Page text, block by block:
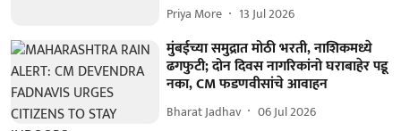
Priya More 13 Jul 2026
मुंबईच्या समुद्रात मोठी भरती, नाशिकमध्ये
ढगफुटी; दोन दिवस नागरिकांनो घराबाहेर पडू
नका, CM फडणवीसांचे आवाहन
Bharat Jadhav 06 Jul 2026